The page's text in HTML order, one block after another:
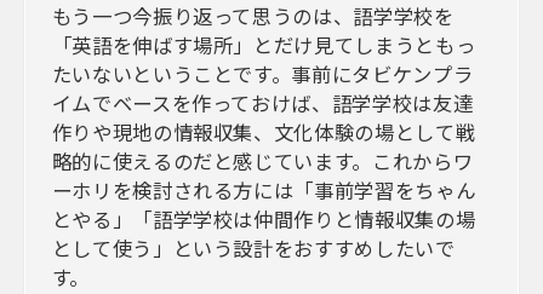
もう一つ今振り返って思うのは、語学学校を
「英語を伸ばす場所」とだけ見てしまうともっ
たいないということです。事前にタビケンプラ
イムでベースを作っておけば、語学学校は友達
作りや現地の情報収集、文化体験の場として戦
略的に使えるのだと感じています。これからワ
ーホリを検討される方には「事前学習をちゃん
とやる」「語学学校は仲間作りと情報収集の場
として使う」という設計をおすすめしたいで
す。